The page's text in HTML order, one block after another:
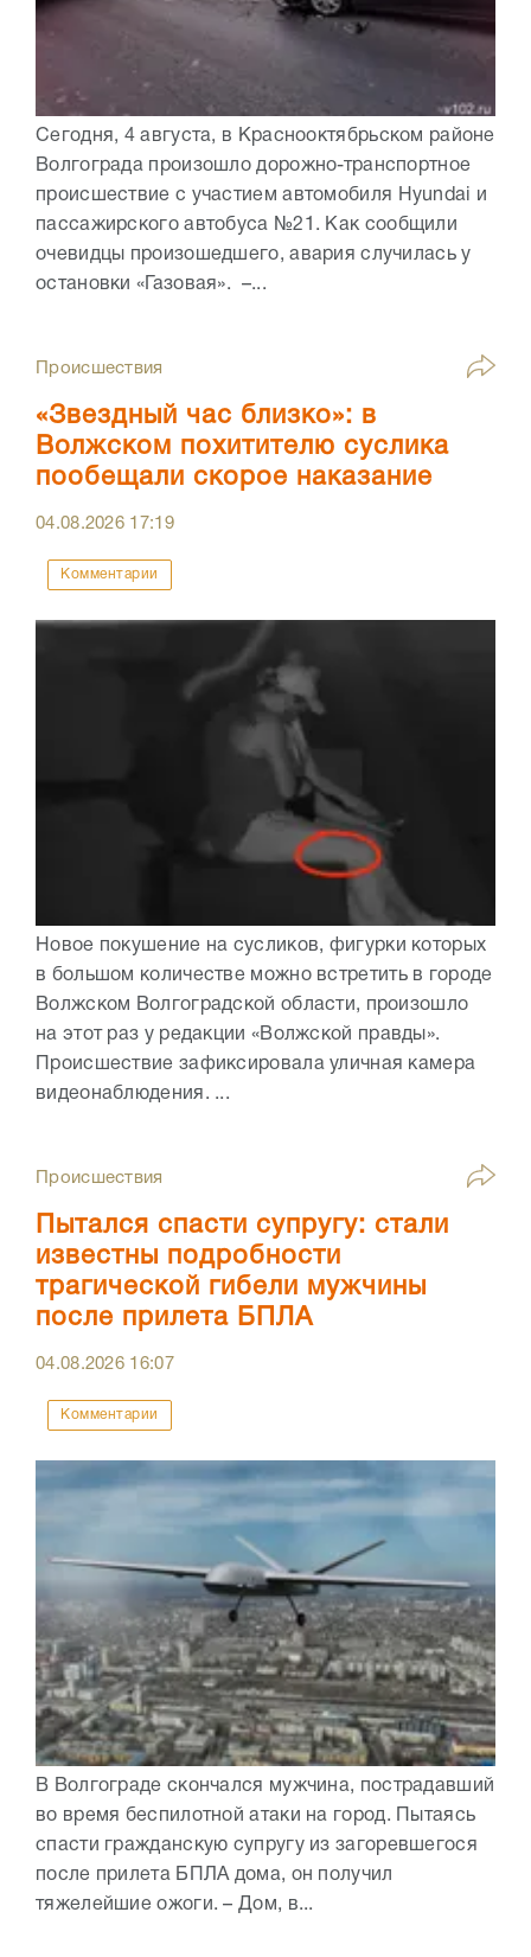
Сегодня, 4 августа, в Краснооктябрьском районе
Волгограда произошло дорожно-транспортное
происшествие с участием автомобиля Hyundai и
пассажирского автобуса №21. Как сообщили
очевидцы произошедшего, авария случилась у
остановки «Газовая». –...
Происшествия
«Звездный час близко»: в
Волжском похитителю суслика
пообещали скорое наказание
04.08.2026 17:19
Комментарии
Новое покушение на сусликов, фигурки которых
в большом количестве можно встретить в городе
Волжском Волгоградской области, произошло
на этот раз у редакции «Волжской правды».
Происшествие зафиксировала уличная камера
видеонаблюдения. ...
Происшествия
Пытался спасти супругу: стали
известны подробности
трагической гибели мужчины
после прилета БПЛА
04.08.2026 16:07
Комментарии
В Волгограде скончался мужчина, пострадавший
во время беспилотной атаки на город. Пытаясь
спасти гражданскую супругу из загоревшегося
после прилета БПЛА дома, он получил
тяжелейшие ожоги. – Дом, в...